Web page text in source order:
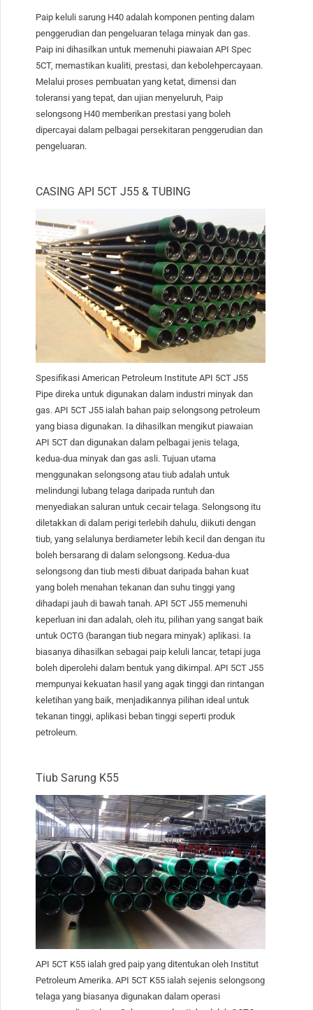
Paip keluli sarung H40 adalah komponen penting dalam
penggerudian dan pengeluaran telaga minyak dan gas.
Paip ini dihasilkan untuk memenuhi piawaian API Spec
5CT, memastikan kualiti, prestasi, dan kebolehpercayaan.
Melalui proses pembuatan yang ketat, dimensi dan
toleransi yang tepat, dan ujian menyeluruh, Paip
selongsong H40 memberikan prestasi yang boleh
dipercayai dalam pelbagai persekitaran penggerudian dan
pengeluaran.
CASING API 5CT J55 & TUBING
Spesifikasi American Petroleum Institute API 5CT J55
Pipe direka untuk digunakan dalam industri minyak dan
gas. API 5CT J55 ialah bahan paip selongsong petroleum
yang biasa digunakan. Ia dihasilkan mengikut piawaian
API 5CT dan digunakan dalam pelbagai jenis telaga,
kedua-dua minyak dan gas asli. Tujuan utama
menggunakan selongsong atau tiub adalah untuk
melindungi lubang telaga daripada runtuh dan
menyediakan saluran untuk cecair telaga. Selongsong itu
diletakkan di dalam perigi terlebih dahulu, diikuti dengan
tiub, yang selalunya berdiameter lebih kecil dan dengan itu
boleh bersarang di dalam selongsong. Kedua-dua
selongsong dan tiub mesti dibuat daripada bahan kuat
yang boleh menahan tekanan dan suhu tinggi yang
dihadapi jauh di bawah tanah. API 5CT J55 memenuhi
keperluan ini dan adalah, oleh itu, pilihan yang sangat baik
untuk OCTG (barangan tiub negara minyak) aplikasi. Ia
biasanya dihasilkan sebagai paip keluli lancar, tetapi juga
boleh diperolehi dalam bentuk yang dikimpal. API 5CT J55
mempunyai kekuatan hasil yang agak tinggi dan rintangan
keletihan yang baik, menjadikannya pilihan ideal untuk
tekanan tinggi, aplikasi beban tinggi seperti produk
petroleum.
Tiub Sarung K55
API 5CT K55 ialah gred paip yang ditentukan oleh Institut
Petroleum Amerika. API 5CT K55 ialah sejenis selongsong
telaga yang biasanya digunakan dalam operasi